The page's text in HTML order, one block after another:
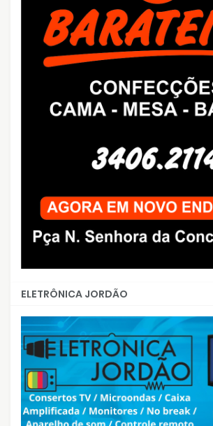
ELETRÔNICA JORDÃO